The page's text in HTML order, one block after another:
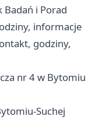
Badań i Porad
informacje
godziny,
nr 4 w Bytomiu
Suchej